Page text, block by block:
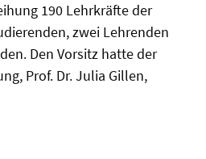
190 Lehrkräfte der
zwei Lehrenden
Den Vorsitz hatte der
Prof. Dr. Julia Gillen,